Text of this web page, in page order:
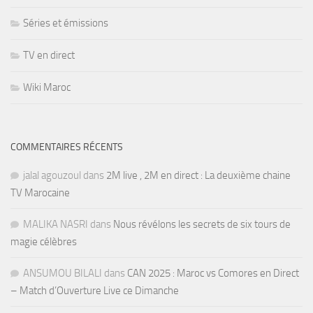
Séries et émissions
TV en direct
Wiki Maroc
COMMENTAIRES RÉCENTS
jalal agouzoul dans 2M live , 2M en direct : La deuxième chaine
TV Marocaine
MALIKA NASRI dans Nous révélons les secrets de six tours de
magie célèbres
ANSUMOU BILALI dans CAN 2025 : Maroc vs Comores en Direct
– Match d’Ouverture Live ce Dimanche